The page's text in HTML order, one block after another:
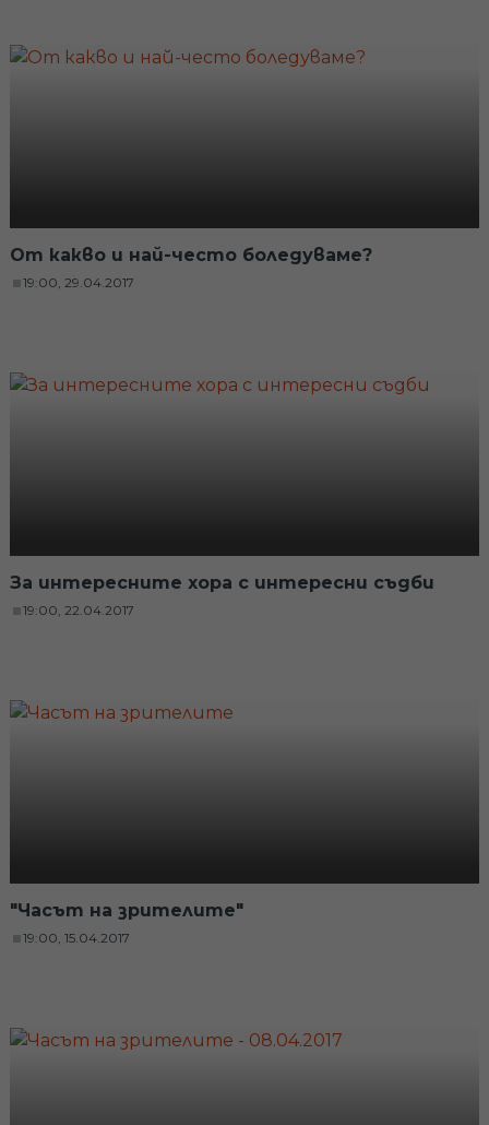
От какво и най-често боледуваме?
19:00, 29.04.2017
За интересните хора с интересни съдби
19:00, 22.04.2017
"Часът на зрителите"
19:00, 15.04.2017